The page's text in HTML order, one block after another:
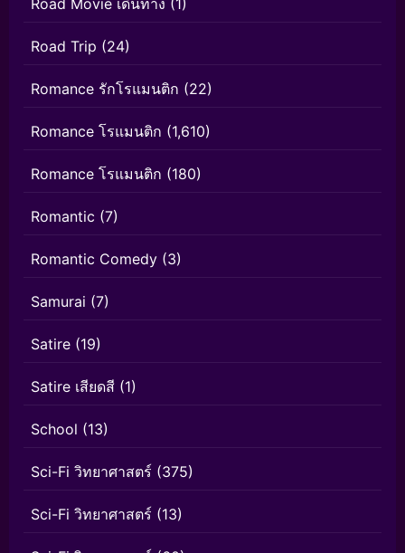
Road Trip (24)
Romance รักโรแมนติก (22)
Romance โรแมนติก (1,610)
Romance โรแมนติก (180)
Romantic (7)
Romantic Comedy (3)
Samurai (7)
Satire (19)
Satire เสียดสี (1)
School (13)
Sci-Fi วิทยาศาสตร์ (375)
Sci-Fi วิทยาศาสตร์ (13)